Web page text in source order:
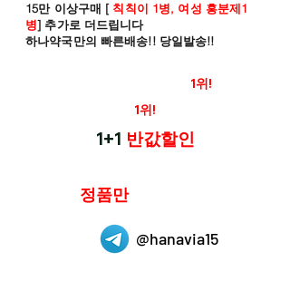
15만 이상구매 [ 칙칙이 1병, 여성 흥분제1
병] 추가로 더드립니다
하나약국만의 빠른배송!! 당일발송!!
1위!
1위!
1+1 반값할인
정품만
@hanavia15